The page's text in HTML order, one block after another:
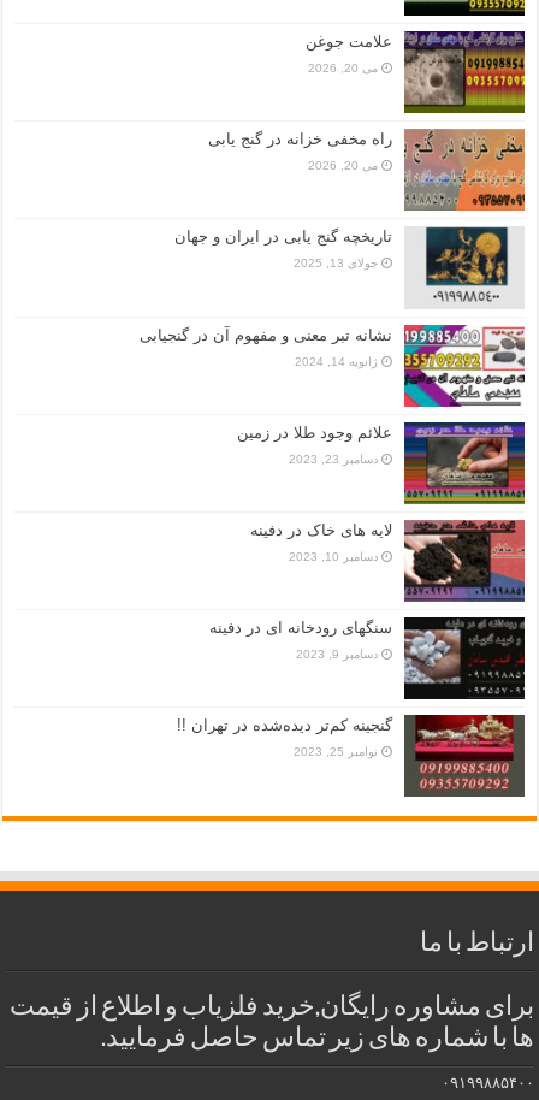
علامت جوغن
می 20, 2026
راه مخفی خزانه در گنج یابی
می 20, 2026
تاریخچه گنج‌ یابی در ایران و جهان
جولای 13, 2025
نشانه تبر معنی و مفهوم آن در گنجیابی
ژانویه 14, 2024
علائم وجود طلا در زمین
دسامبر 23, 2023
لایه های خاک در دفینه
دسامبر 10, 2023
سنگهای رودخانه ای در دفینه
دسامبر 9, 2023
گنجینه کم‌تر دیده‌شده در تهران !!
نوامبر 25, 2023
ارتباط با ما
برای مشاوره رایگان,خرید فلزیاب و اطلاع از قیمت
ها با شماره های زیر تماس حاصل فرمایید.
۰۹۱۹۹۸۸۵۴۰۰